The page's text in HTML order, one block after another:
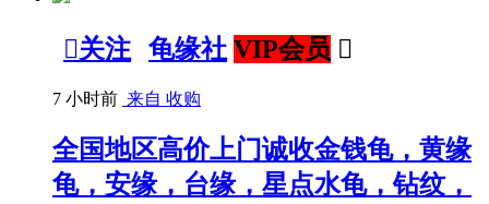
关注 龟缘社 VIP会员 
7 小时前 来自 收购
全国地区高价上门诚收金钱龟，黄缘
龟，安缘，台缘，星点水龟，钻纹，